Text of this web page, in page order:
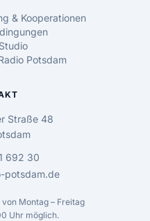
& Kooperationen
Potsdam
Straße 48
692 30
potsdam.de
Montag – Freitag
Uhr möglich.